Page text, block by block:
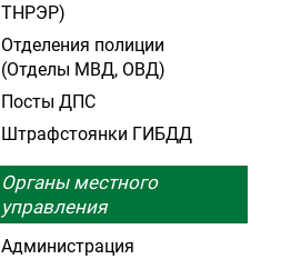
ТНРЭР)
Отделения полиции
(Отделы МВД, ОВД)
Посты ДПС
Штрафстоянки ГИБДД
Органы местного
управления
Администрация